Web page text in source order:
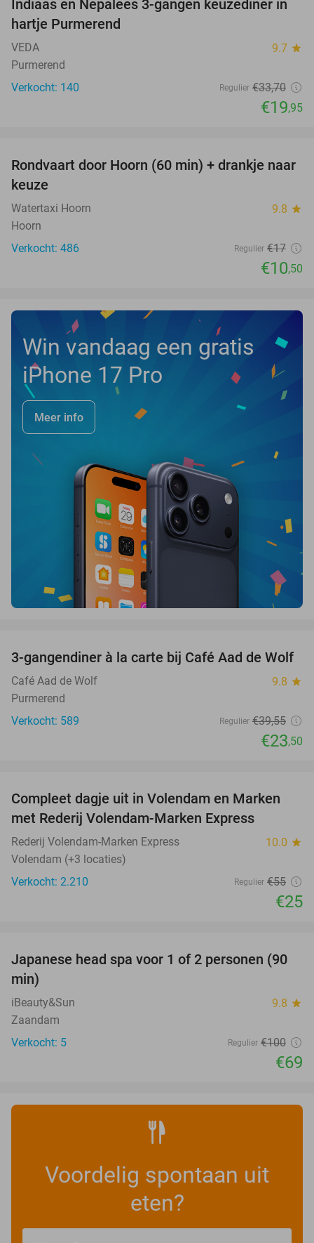
41%
Indiaas en Nepalees 3-gangen keuzediner in
hartje Purmerend
VEDA 9.7 star
Purmerend
Verkocht: 140
Regulier €33,70
€19,95
38%
Rondvaart door Hoorn (60 min) + drankje naar
keuze
Watertaxi Hoorn 9.8 star
Hoorn
Verkocht: 486
Regulier €17
€10,50
Win vandaag een gratis
iPhone 17 Pro
Meer info
41%
3-gangendiner à la carte bij Café Aad de Wolf
Café Aad de Wolf 9.8 star
Purmerend
Verkocht: 589
Regulier €39,55
€23,50
55%
Compleet dagje uit in Volendam en Marken
met Rederij Volendam-Marken Express
Rederij Volendam-Marken Express 10.0 star
Volendam (+3 locaties)
Verkocht: 2.210
Regulier €55
€25
31%
Japanese head spa voor 1 of 2 personen (90
min)
iBeauty&Sun 9.8 star
Zaandam
Verkocht: 5
Regulier €100
€69
Voordelig spontaan uit
eten?